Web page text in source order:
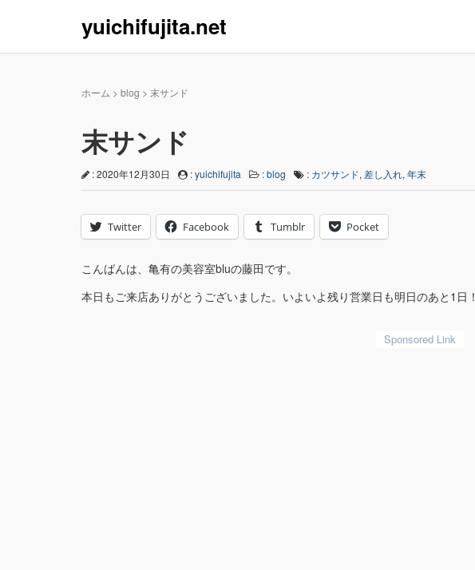
yuichifujita.net
ホーム > blog > 末サンド
末サンド
: 2020年12月30日 :yuichifujita :blog : カツサンド, 差し入れ, 年末
Twitter Facebook Tumblr Pocket
こんばんは、亀有の美容室bluの藤田です。
本日もご来店ありがとうございました。いよいよ残り営業日も明日のあと1日！